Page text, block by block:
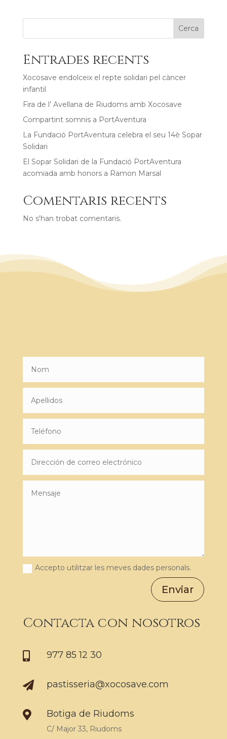
Cerca
Entrades recents
Xocosave endolceix el repte solidari pel càncer
infantil
Fira de l’ Avellana de Riudoms amb Xocosave
Compartint somnis a PortAventura
La Fundació PortAventura celebra el seu 14è Sopar
Solidari
El Sopar Solidari de la Fundació PortAventura
acomiada amb honors a Ramon Marsal
Comentaris recents
No s'han trobat comentaris.
Accepto utilitzar les meves dades personals.
Enviar
Contacta con nosotros
 977 85 12 30
 pastisseria@xocosave.com
 Botiga de Riudoms
C/ Major 33, Riudoms